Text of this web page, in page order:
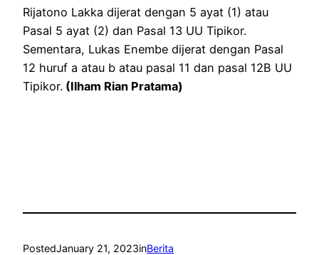
Rijatono Lakka dijerat dengan 5 ayat (1) atau
Pasal 5 ayat (2) dan Pasal 13 UU Tipikor.
Sementara, Lukas Enembe dijerat dengan Pasal
12 huruf a atau b atau pasal 11 dan pasal 12B UU
Tipikor. (Ilham Rian Pratama)
PostedJanuary 21, 2023inBerita